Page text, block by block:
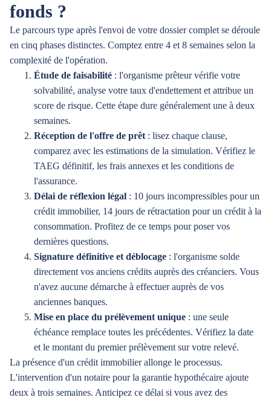
fonds ?
Le parcours type après l'envoi de votre dossier complet se déroule
en cinq phases distinctes. Comptez entre 4 et 8 semaines selon la
complexité de l'opération.
Étude de faisabilité : l'organisme prêteur vérifie votre
solvabilité, analyse votre taux d'endettement et attribue un
score de risque. Cette étape dure généralement une à deux
semaines.
Réception de l'offre de prêt : lisez chaque clause,
comparez avec les estimations de la simulation. Vérifiez le
TAEG définitif, les frais annexes et les conditions de
l'assurance.
Délai de réflexion légal : 10 jours incompressibles pour un
crédit immobilier, 14 jours de rétractation pour un crédit à la
consommation. Profitez de ce temps pour poser vos
dernières questions.
Signature définitive et déblocage : l'organisme solde
directement vos anciens crédits auprès des créanciers. Vous
n'avez aucune démarche à effectuer auprès de vos
anciennes banques.
Mise en place du prélèvement unique : une seule
échéance remplace toutes les précédentes. Vérifiez la date
et le montant du premier prélèvement sur votre relevé.
La présence d'un crédit immobilier allonge le processus.
L'intervention d'un notaire pour la garantie hypothécaire ajoute
deux à trois semaines. Anticipez ce délai si vous avez des